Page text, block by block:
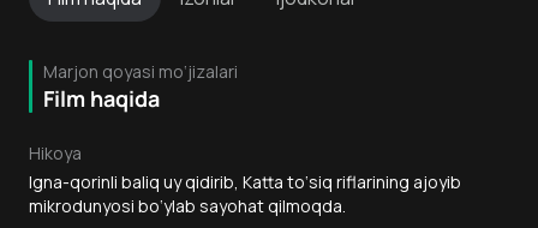
Marjon qoyasi mo‘jizalari
Film haqida
Hikoya
Igna-qorinli baliq uy qidirib, Katta to‘siq riflarining ajoyib
mikrodunyosi bo‘ylab sayohat qilmoqda.